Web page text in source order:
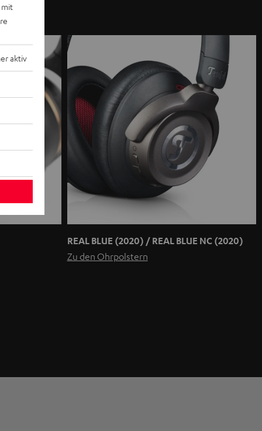
REAL BLUE (2020) / REAL BLUE NC (2020)
Zu den Ohrpolstern
mit
aktiv